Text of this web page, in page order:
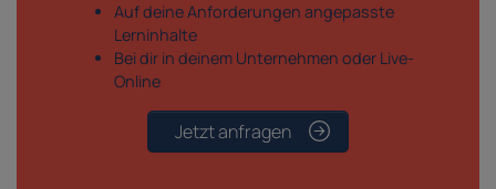
Auf deine Anforderungen angepasste
Lerninhalte
Bei dir in deinem Unternehmen oder Live-
Online
Jetzt anfragen